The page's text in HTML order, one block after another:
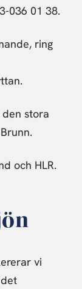
036 01 38.
ring
stora
och HLR.
vi